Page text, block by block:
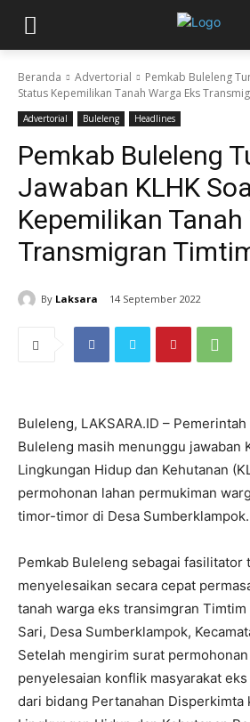
Beranda Advertorial
Pemkab Buleleng
Status Kepemilikan Tanah Warga Eks
Advertorial Buleleng Headlines
Pemkab Buleleng
Jawaban KLHK
Kepemilikan Tanah
Transmigran
By Laksara 14 September 2022
Buleleng, LAKSARA.ID –
Buleleng masih menunggu jawaban
Lingkungan Hidup dan Kehutanan
permohonan lahan permukiman
timor-timor di Desa Sumberklampok.
Pemkab Buleleng sebagai fasilitator
menyelesaikan secara cepat
tanah warga eks transimgran
Sari, Desa Sumberklampok,
Setelah mengirim surat
penyelesaian konflik masyarakat
dari bidang Pertanahan Disperkimta